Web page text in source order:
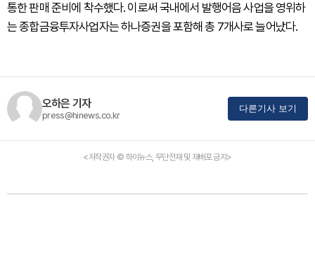
통한 판매 준비에 착수했다. 이로써 국내에서 발행어음 사업을 영위하
는 종합금융투자사업자는 하나증권을 포함해 총 7개사로 늘어났다.
오하은 기자
press@hinews.co.kr
다른기사 보기
<저작권자 © 하이뉴스, 무단전재 및 재배포 금지>